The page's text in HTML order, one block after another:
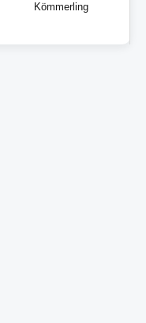
Kömmerling